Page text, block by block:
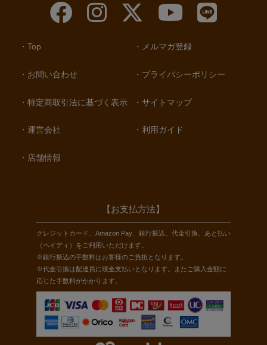
Top
お問い合わせ
特定商取引法に基づく表示
運営会社
店舗情報
メルマガ登録
プライバシーポリシー
サイトマップ
利用ガイド
【お支払方法】
クレジットカード、Amazon Pay、銀行振込、代金引換、あと払い
（ペイディ）をご利用いただけます。
※銀行振込の手数料はお客様のご負担となります。
※代金引換は配達員に現金支払いとなります。またご購入金額に
応じた手数料がかかります。